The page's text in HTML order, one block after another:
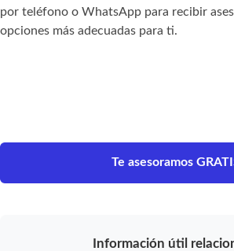
por teléfono o WhatsApp para recibir
opciones más adecuadas para ti.
Te asesoramos
Información útil